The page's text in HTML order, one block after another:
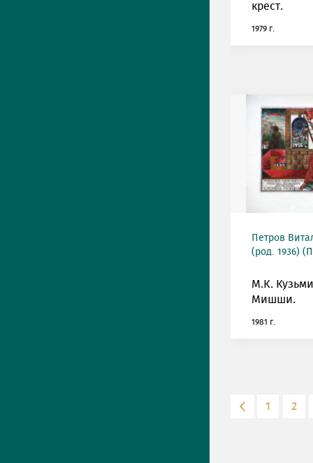
крест.
1979 г.
Петров
(род. 1936)
М.К.
Мишши.
1981 г.
1 2